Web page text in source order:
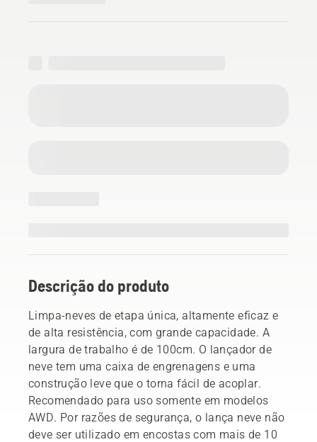
Descrição do produto
Limpa-neves de etapa única, altamente eficaz e
de alta resistência, com grande capacidade. A
largura de trabalho é de 100cm. O lançador de
neve tem uma caixa de engrenagens e uma
construção leve que o torna fácil de acoplar.
Recomendado para uso somente em modelos
AWD. Por razões de segurança, o lança neve não
deve ser utilizado em encostas com mais de 10